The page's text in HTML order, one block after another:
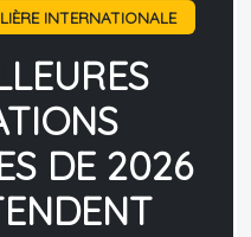
INTERNATIONALE
DE 2026